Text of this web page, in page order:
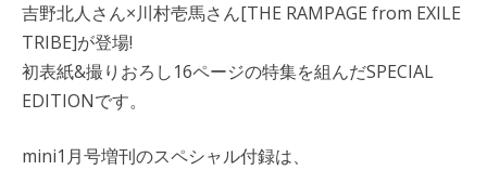
吉野北人さん×川村壱馬さん[THE RAMPAGE from EXILE
TRIBE]が登場!
初表紙&撮りおろし16ページの特集を組んだSPECIAL
EDITIONです。
mini1月号増刊のスペシャル付録は、